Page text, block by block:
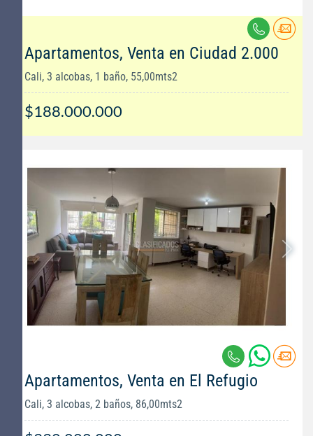
Apartamentos, Venta en Ciudad 2.000
Cali, 3 alcobas, 1 baño, 55,00mts2
$188.000.000
Apartamentos, Venta en El Refugio
Cali, 3 alcobas, 2 baños, 86,00mts2